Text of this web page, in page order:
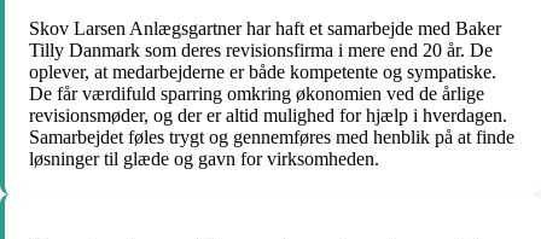
Skov Larsen Anlægsgartner har haft et samarbejde med Baker
Tilly Danmark som deres revisionsfirma i mere end 20 år. De
oplever, at medarbejderne er både kompetente og sympatiske.
De får værdifuld sparring omkring økonomien ved de årlige
revisionsmøder, og der er altid mulighed for hjælp i hverdagen.
Samarbejdet føles trygt og gennemføres med henblik på at finde
løsninger til glæde og gavn for virksomheden.